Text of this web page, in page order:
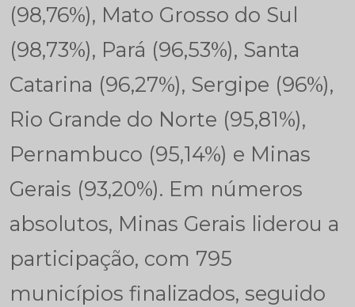
(98,76%), Mato Grosso do Sul
(98,73%), Pará (96,53%), Santa
Catarina (96,27%), Sergipe (96%),
Rio Grande do Norte (95,81%),
Pernambuco (95,14%) e Minas
Gerais (93,20%). Em números
absolutos, Minas Gerais liderou a
participação, com 795
municípios finalizados, seguido